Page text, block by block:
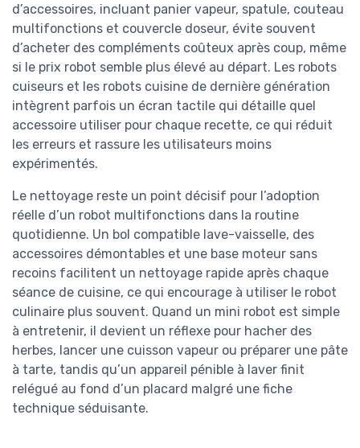
d’accessoires, incluant panier vapeur, spatule, couteau
multifonctions et couvercle doseur, évite souvent
d’acheter des compléments coûteux après coup, même
si le prix robot semble plus élevé au départ. Les robots
cuiseurs et les robots cuisine de dernière génération
intègrent parfois un écran tactile qui détaille quel
accessoire utiliser pour chaque recette, ce qui réduit
les erreurs et rassure les utilisateurs moins
expérimentés.
Le nettoyage reste un point décisif pour l’adoption
réelle d’un robot multifonctions dans la routine
quotidienne. Un bol compatible lave-vaisselle, des
accessoires démontables et une base moteur sans
recoins facilitent un nettoyage rapide après chaque
séance de cuisine, ce qui encourage à utiliser le robot
culinaire plus souvent. Quand un mini robot est simple
à entretenir, il devient un réflexe pour hacher des
herbes, lancer une cuisson vapeur ou préparer une pâte
à tarte, tandis qu’un appareil pénible à laver finit
relégué au fond d’un placard malgré une fiche
technique séduisante.